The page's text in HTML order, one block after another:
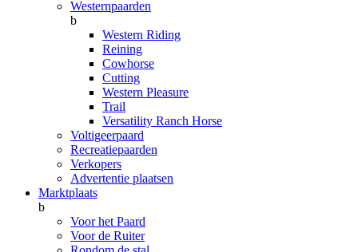
Westernpaarden
b
Western Riding
Reining
Cowhorse
Cutting
Western Pleasure
Trail
Versatility Ranch Horse
Voltigeerpaard
Recreatiepaarden
Verkopers
Advertentie plaatsen
Marktplaats
b
Voor het Paard
Voor de Ruiter